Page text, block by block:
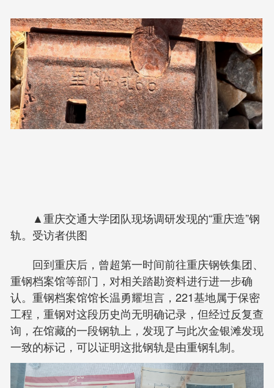
▲重庆交通大学团队现场调研发现的“重庆造”钢
轨。受访者供图
回到重庆后，曾超第一时间前往重庆钢铁集团、
重钢档案馆等部门，对相关踏勘资料进行进一步确
认。重钢档案馆馆长温勇耀坦言，221基地属于保密
工程，重钢对这段历史尚无明确记录，但经过反复查
询，在馆藏的一段钢轨上，发现了与此次金银滩发现
一致的标记，可以证明这批钢轨是由重钢轧制。